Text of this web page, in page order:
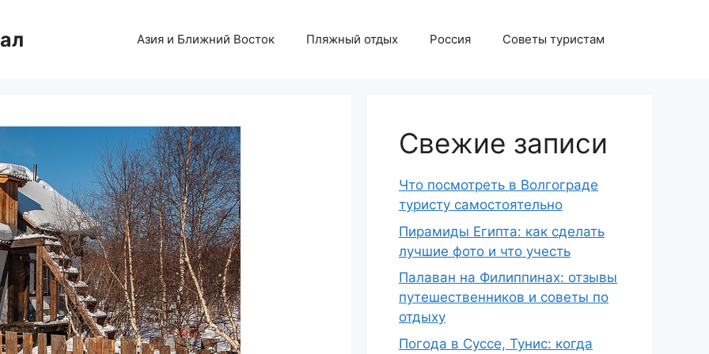
Азия и Ближний Восток Пляжный отдых Россия Советы туристам
Свежие записи
Что посмотреть в Волгограде
туристу самостоятельно
Пирамиды Египта: как сделать
лучшие фото и что учесть
Палаван на Филиппинах: отзывы
путешественников и советы по
отдыху
Погода в Суссе, Тунис: когда